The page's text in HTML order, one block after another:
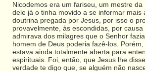
Nicodemos era um fariseu, um mestre
dele já o tinha movido a se informar mais
doutrina pregada por Jesus, por isso o
provavelmente, às escondidas, por
admirava dos milagres que o Senhor
homem de Deus poderia fazê-los.
estava ainda totalmente aberta para
espirituais. Foi, então, que Jesus lhe
verdade te digo que, se alguém não